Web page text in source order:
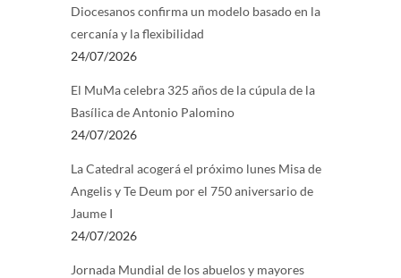
Diocesanos confirma un modelo basado en la
cercanía y la flexibilidad
24/07/2026
El MuMa celebra 325 años de la cúpula de la
Basílica de Antonio Palomino
24/07/2026
La Catedral acogerá el próximo lunes Misa de
Angelis y Te Deum por el 750 aniversario de
Jaume I
24/07/2026
Jornada Mundial de los abuelos y mayores